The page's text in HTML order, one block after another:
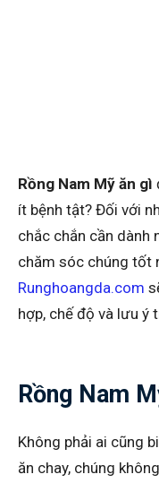
Rồng Nam Mỹ ăn gì
ít bệnh tật? Đối với
chắc chắn cần dành
chăm sóc chúng tốt
Runghoangda.com
hợp, chế độ và lưu ý
Rồng Nam
Không phải ai cũng
ăn chay, chúng